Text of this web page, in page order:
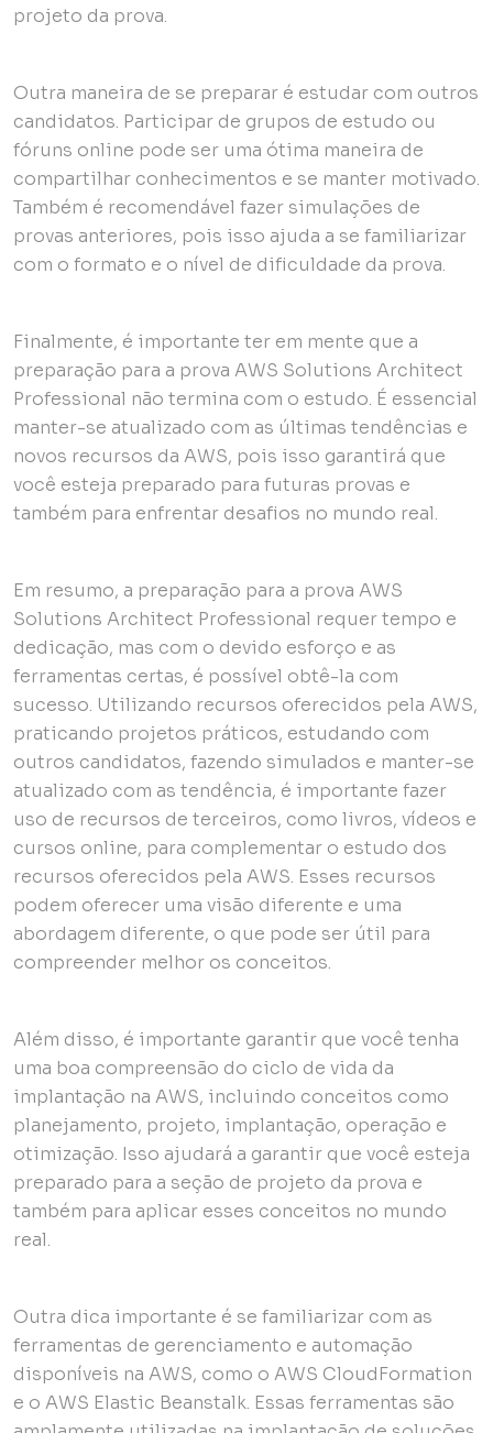
projeto da prova.
Outra maneira de se preparar é estudar com outros
candidatos. Participar de grupos de estudo ou
fóruns online pode ser uma ótima maneira de
compartilhar conhecimentos e se manter motivado.
Também é recomendável fazer simulações de
provas anteriores, pois isso ajuda a se familiarizar
com o formato e o nível de dificuldade da prova.
Finalmente, é importante ter em mente que a
preparação para a prova AWS Solutions Architect
Professional não termina com o estudo. É essencial
manter-se atualizado com as últimas tendências e
novos recursos da AWS, pois isso garantirá que
você esteja preparado para futuras provas e
também para enfrentar desafios no mundo real.
Em resumo, a preparação para a prova AWS
Solutions Architect Professional requer tempo e
dedicação, mas com o devido esforço e as
ferramentas certas, é possível obtê-la com
sucesso. Utilizando recursos oferecidos pela AWS,
praticando projetos práticos, estudando com
outros candidatos, fazendo simulados e manter-se
atualizado com as tendência, é importante fazer
uso de recursos de terceiros, como livros, vídeos e
cursos online, para complementar o estudo dos
recursos oferecidos pela AWS. Esses recursos
podem oferecer uma visão diferente e uma
abordagem diferente, o que pode ser útil para
compreender melhor os conceitos.
Além disso, é importante garantir que você tenha
uma boa compreensão do ciclo de vida da
implantação na AWS, incluindo conceitos como
planejamento, projeto, implantação, operação e
otimização. Isso ajudará a garantir que você esteja
preparado para a seção de projeto da prova e
também para aplicar esses conceitos no mundo
real.
Outra dica importante é se familiarizar com as
ferramentas de gerenciamento e automação
disponíveis na AWS, como o AWS CloudFormation
e o AWS Elastic Beanstalk. Essas ferramentas são